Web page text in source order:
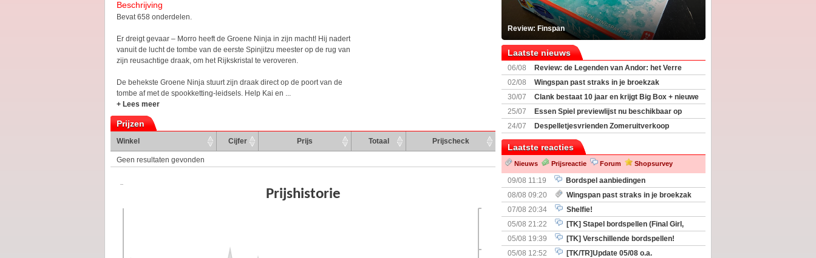
Beschrijving
Bevat 658 onderdelen.
Er dreigt gevaar – Morro heeft de Groene Ninja in zijn macht! Hij nadert
vanuit de lucht de tombe van de eerste Spinjitzu meester op de rug van
zijn reusachtige draak, om het Rijkskristal te veroveren.
De behekste Groene Ninja stuurt zijn draak direct op de poort van de
tombe af met de spookketting-leidsels. Help Kai en ...
+ Lees meer
Prijzen
Winkel Cijfer Prijs Totaal Prijscheck
Geen resultaten gevonden
Review: Finspan
Laatste nieuws
06/08
Review: de Legenden van Andor: het Verre
Land
02/08
Wingspan past straks in je broekzak
30/07
Clank bestaat 10 jaar en krijgt Big Box + nieuwe
uitbreiding
25/07
Essen Spiel previewlijst nu beschikbaar op
Boardgamegeek
24/07
Despelletjesvrienden Zomeruitverkoop
Laatste reacties
Nieuws Prijsreactie Forum Shopsurvey
09/08 11:19
Bordspel aanbiedingen
08/08 09:20
Wingspan past straks in je broekzak
07/08 20:34
Shelfie!
05/08 21:22
[TK] Stapel bordspellen (Final Girl,
Nemesis Retaliation, Zombicide Invader)
05/08 19:39
[TK] Verschillende bordspellen!
05/08 12:52
[TK/TR]Update 05/08 o.a.